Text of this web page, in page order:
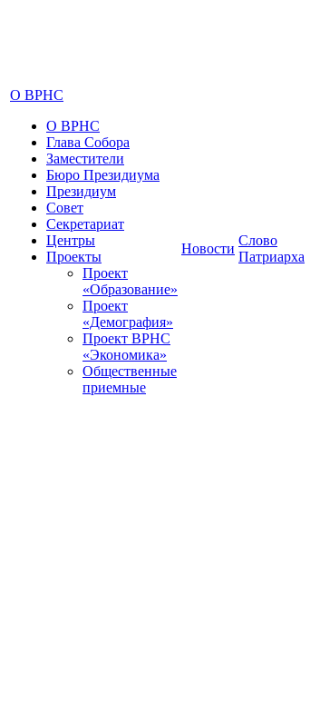
О ВРНС
О ВРНС
Глава Собора
Заместители
Бюро Президиума
Президиум
Совет
Секретариат
Центры
Проекты
Проект
«Образование»
Проект
«Демография»
Проект ВРНС
«Экономика»
Общественные
приемные
Новости
Слово
Патриарха